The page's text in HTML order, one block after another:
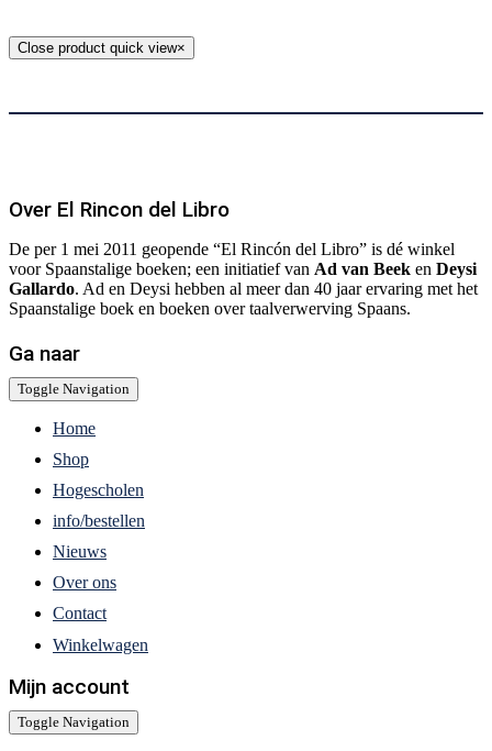
Close product quick view×
Over El Rincon del Libro
De per 1 mei 2011 geopende “El Rincón del Libro” is dé winkel
voor Spaanstalige boeken; een initiatief van Ad van Beek en Deysi
Gallardo. Ad en Deysi hebben al meer dan 40 jaar ervaring met het
Spaanstalige boek en boeken over taalverwerving Spaans.
Ga naar
Toggle Navigation
Home
Shop
Hogescholen
info/bestellen
Nieuws
Over ons
Contact
Winkelwagen
Mijn account
Toggle Navigation